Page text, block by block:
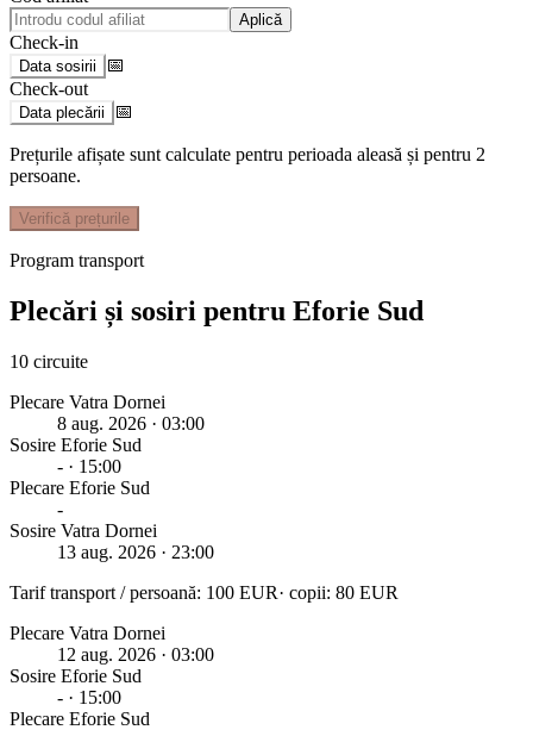
Aplică
Check-in
Data sosirii
📅
Check-out
Data plecării 📅
Prețurile afișate sunt calculate pentru perioada aleasă și pentru 2
persoane.
Verifică prețurile
Program transport
Plecări și sosiri pentru Eforie Sud
10 circuite
Plecare Vatra Dornei
8 aug. 2026 · 03:00
Sosire Eforie Sud
- · 15:00
Plecare Eforie Sud
-
Sosire Vatra Dornei
13 aug. 2026 · 23:00
Tarif transport / persoană: 100 EUR· copii: 80 EUR
Plecare Vatra Dornei
12 aug. 2026 · 03:00
Sosire Eforie Sud
- · 15:00
Plecare Eforie Sud